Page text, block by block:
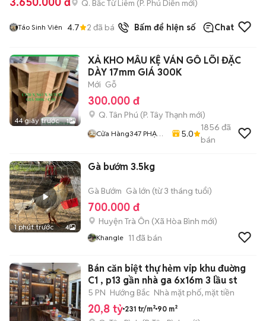
Q. Bắc Từ Liêm (P. Phú Diễn mới)
Táo Sinh Viên 4.7 2 đã bán Bấm để hiện số Chat
44 giây trước 1
XẢ KHO MẪU KỆ VÁN GỖ LÕI ĐẶC
DÀY 17mm GIÁ 300K
Mới Gỗ
300.000 đ
Q. Tân Phú (P. Tây Thạnh mới)
Cửa Hàng347 PHẠM
5.0
1856 đã
bán
1 phút trước 4
Gà bướm 3.5kg
Gà Bướm Gà lớn (từ 3 tháng tuổi)
700.000 đ
Huyện Trà Ôn (Xã Hòa Bình mới)
Khangle 11 đã bán
Bán căn biệt thự hẻm vip khu đuờng
C1 , p13 gần nhà ga 6x16m 3 lầu st
5 PN Hướng Bắc Nhà mặt phố, mặt tiền
20,8 tỷ 231 tr/m² 90 m²